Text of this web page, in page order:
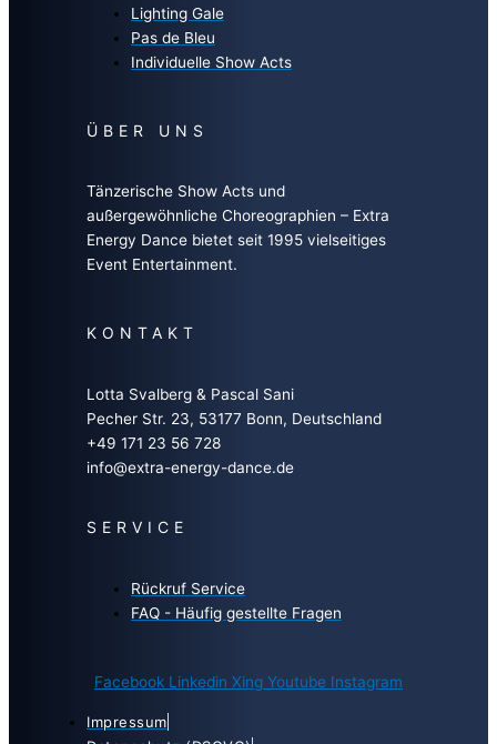
Lighting Gale
Pas de Bleu
Individuelle Show Acts
ÜBER UNS
Tänzerische Show Acts und
außergewöhnliche Choreographien – Extra
Energy Dance bietet seit 1995 vielseitiges
Event Entertainment.
KONTAKT
Lotta Svalberg & Pascal Sani
Pecher Str. 23, 53177 Bonn, Deutschland
+49 171 23 56 728
info@extra-energy-dance.de
SERVICE
Rückruf Service
FAQ - Häufig gestellte Fragen
Facebook Linkedin Xing Youtube Instagram
Impressum